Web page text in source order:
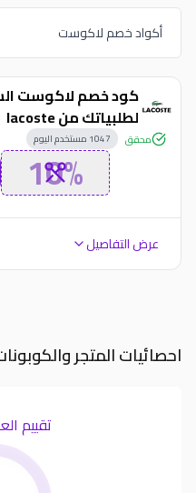
أكواد خصم لاكوست
لطلبياتك من lacoste
محقق 1047 مستخدم اليوم
10%
عرض التفاصيل
احصائيات المتجر
تقييم